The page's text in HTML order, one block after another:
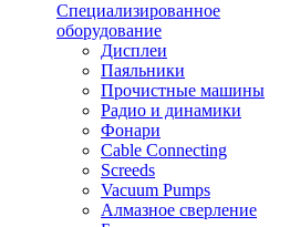
Специализированное
оборудование
Дисплеи
Паяльники
Прочистные машины
Радио и динамики
Фонари
Cable Connecting
Screeds
Vacuum Pumps
Алмазное сверление